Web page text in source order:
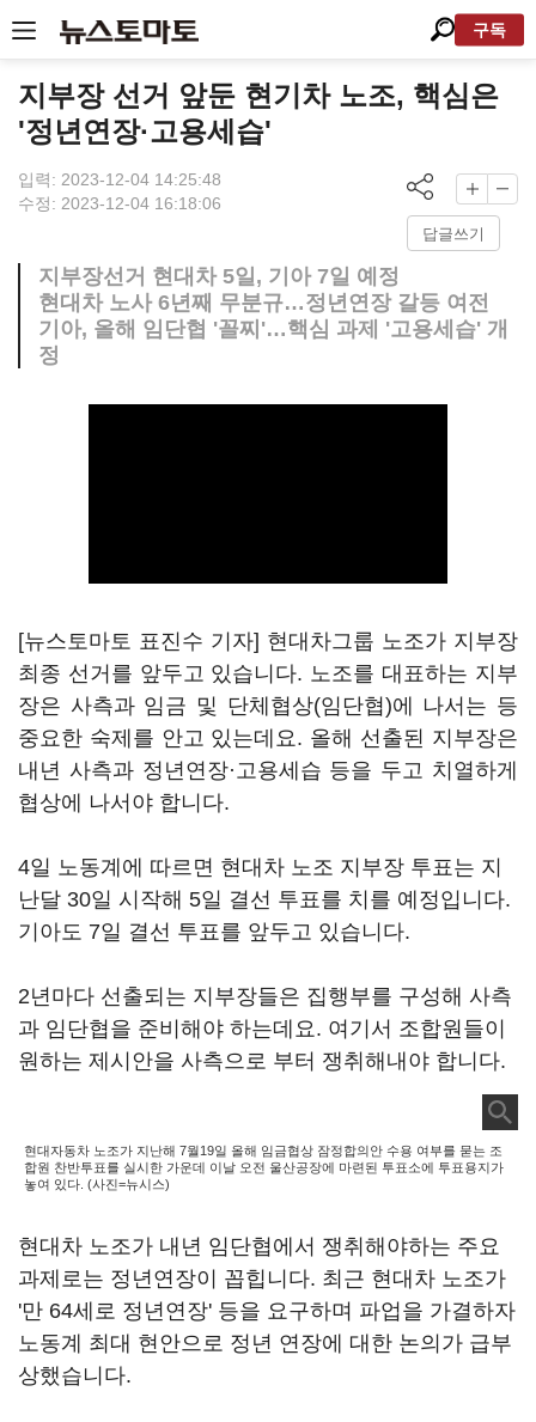
구독
지부장 선거 앞둔 현기차 노조, 핵심은
'정년연장·고용세습'
입력: 2023-12-04 14:25:48
수정: 2023-12-04 16:18:06
답글쓰기
지부장선거 현대차 5일, 기아 7일 예정
현대차 노사 6년째 무분규…정년연장 갈등 여전
기아, 올해 임단협 '꼴찌'…핵심 과제 '고용세습' 개
정
[뉴스토마토 표진수 기자] 현대차그룹 노조가 지부장
최종 선거를 앞두고 있습니다. 노조를 대표하는 지부
장은 사측과 임금 및 단체협상(임단협)에 나서는 등
중요한 숙제를 안고 있는데요. 올해 선출된 지부장은
내년 사측과 정년연장·고용세습 등을 두고 치열하게
협상에 나서야 합니다.
4일 노동계에 따르면 현대차 노조 지부장 투표는 지
난달 30일 시작해 5일 결선 투표를 치를 예정입니다.
기아도 7일 결선 투표를 앞두고 있습니다.
2년마다 선출되는 지부장들은 집행부를 구성해 사측
과 임단협을 준비해야 하는데요. 여기서 조합원들이
원하는 제시안을 사측으로 부터 쟁취해내야 합니다.
현대자동차 노조가 지난해 7월19일 올해 임금협상 잠정합의안 수용 여부를 묻는 조
합원 찬반투표를 실시한 가운데 이날 오전 울산공장에 마련된 투표소에 투표용지가
놓여 있다. (사진=뉴시스)
현대차 노조가 내년 임단협에서 쟁취해야하는 주요
과제로는 정년연장이 꼽힙니다. 최근 현대차 노조가
'만 64세로 정년연장' 등을 요구하며 파업을 가결하자
노동계 최대 현안으로 정년 연장에 대한 논의가 급부
상했습니다.